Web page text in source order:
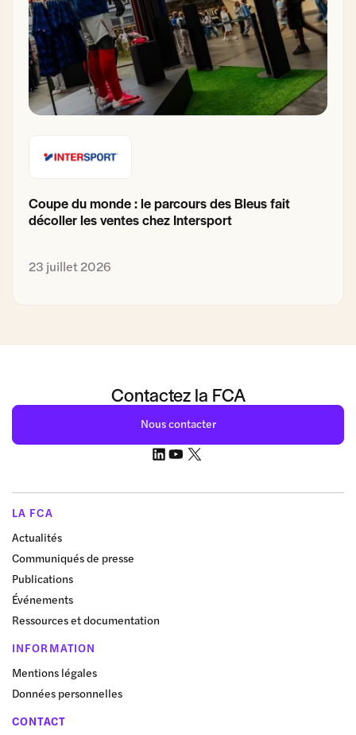
Coupe du monde : le parcours des Bleus fait
décoller les ventes chez Intersport
23 juillet 2026
Contactez la FCA
Nous contacter
LA FCA
Actualités
Communiqués de presse
Publications
Événements
Ressources et documentation
INFORMATION
Mentions légales
Données personnelles
CONTACT